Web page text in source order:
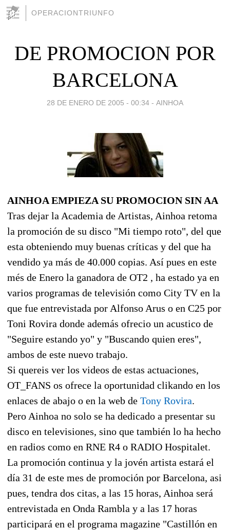
OPERACIONTRIUNFO
DE PROMOCION POR
BARCELONA
28 DE ENERO DE 2005 - 00:34 - AINHOA
AINHOA EMPIEZA SU PROMOCION SIN AA
Tras dejar la Academia de Artistas, Ainhoa retoma
la promoción de su disco "Mi tiempo roto", del que
esta obteniendo muy buenas críticas y del que ha
vendido ya más de 40.000 copias. Así pues en este
més de Enero la ganadora de OT2 , ha estado ya en
varios programas de televisión como City TV en la
que fue entrevistada por Alfonso Arus o en C25 por
Toni Rovira donde además ofrecio un acustico de
"Seguire estando yo" y "Buscando quien eres",
ambos de este nuevo trabajo.
Si quereis ver los videos de estas actuaciones,
OT_FANS os ofrece la oportunidad clikando en los
enlaces de abajo o en la web de Tony Rovira.
Pero Ainhoa no solo se ha dedicado a presentar su
disco en televisiones, sino que también lo ha hecho
en radios como en RNE R4 o RADIO Hospitalet.
La promoción continua y la jovén artista estará el
día 31 de este mes de promoción por Barcelona, asi
pues, tendra dos citas, a las 15 horas, Ainhoa será
entrevistada en Onda Rambla y a las 17 horas
participará en el programa magazine "Castillón en